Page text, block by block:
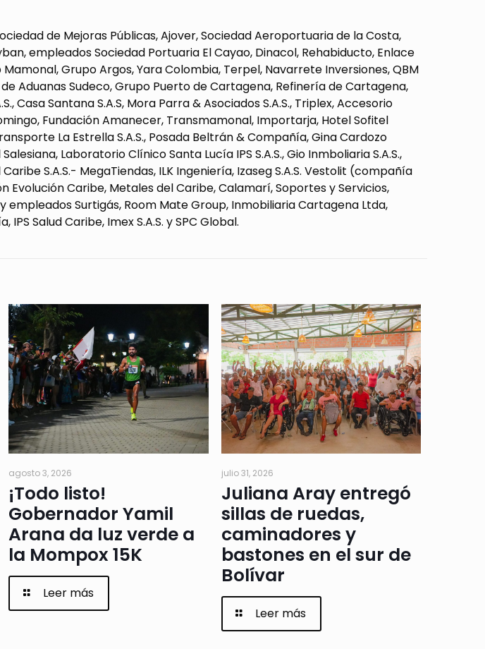
de Mejoras Públicas, Ajover, Sociedad Aeroportuaria de la Costa,
empleados Sociedad Portuaria El Cayao, Dinacol, Rehabiducto, Enlace
Grupo Argos, Yara Colombia, Terpel, Navarrete Inversiones, QBM
Aduanas Sudeco, Grupo Puerto de Cartagena, Refinería de Cartagena,
Casa Santana S.A.S, Mora Parra & Asociados S.A.S., Triplex, Accesorio
Fundación Amanecer, Transmamonal, Importarja, Hotel Sofitel
La Estrella S.A.S., Posada Beltrán & Compañía, Gina Cardozo
Laboratorio Clínico Santa Lucía IPS S.A.S., Gio Inmboliaria S.A.S.,
S.A.S.- MegaTiendas, ILK Ingeniería, Izaseg S.A.S. Vestolit (compañía
Evolución Caribe, Metales del Caribe, Calamarí, Soportes y Servicios,
empleados Surtigás, Room Mate Group, Inmobiliaria Cartagena Ltda,
IPS Salud Caribe, Imex S.A.S. y SPC Global.
agosto 3, 2026
¡Todo listo!
Gobernador Yamil
Arana da luz verde a
la Mompox 15K
Leer más
julio 31, 2026
Juliana Aray entregó
sillas de ruedas,
caminadores y
bastones en el sur de
Bolívar
Leer más